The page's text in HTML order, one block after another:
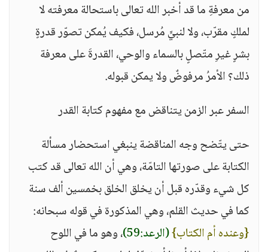
من معرفةِ ما قد أخبر الله تعالى باستحالة معرفته لا
لملكٍ مقرّب، ولا لنبيٍّ مُرسل، فكيف يُمكن تصوّر قدرةٍ
بشرٍ غيرِ متّصلٍ بالسماء والوحي، القدرةَ على معرفة
ذلك؟ الأمرُ مرفوضٌ ولا يمكن قبوله.
السفر عبر الزمن يتناقض مع مفهوم كتابة القدر
حتى يتّضح وجه المناقضة ينبغي استحضار مسألة
الكتابة على صورتها التامّة، وهي أن الله تعالى قد كتب
كل شيء وقدّره قبل أن يخلق الخلق بخمسين ألف سنة
كما في حديث القلم، وهي المذكورة في قوله سبحانه:
{وعنده أم الكتاب}(الرعد:59)
، وهو ما في اللوح